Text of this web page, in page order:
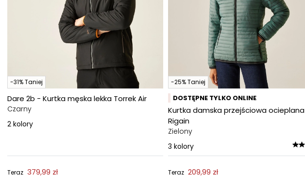
-31% Taniej
Dare 2b - Kurtka męska lekka Torrek Air
Czarny
2 kolory
Teraz 379,99 zł
-25% Taniej
DOSTĘPNE TYLKO ONLINE
Kurtka damska przejściowa ocieplana
Rigain
Zielony
3 kolory
Teraz 209,99 zł